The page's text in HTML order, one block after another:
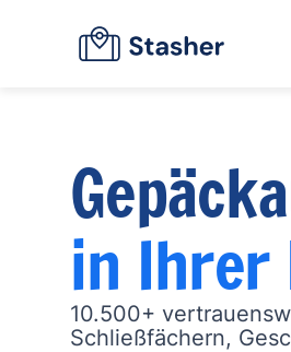
in Ihrer
10.500+
Schließfächern,